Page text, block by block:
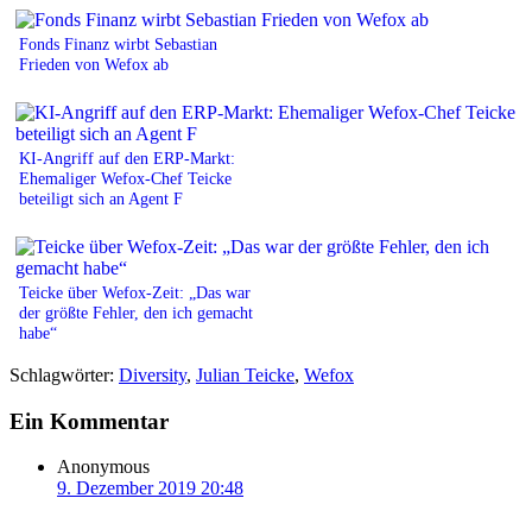
Fonds Finanz wirbt Sebastian
Frieden von Wefox ab
KI-Angriff auf den ERP-Markt:
Ehemaliger Wefox-Chef Teicke
beteiligt sich an Agent F
Teicke über Wefox-Zeit: „Das war
der größte Fehler, den ich gemacht
habe“
Schlagwörter: Diversity, Julian Teicke, Wefox
Ein Kommentar
Anonymous
9. Dezember 2019 20:48